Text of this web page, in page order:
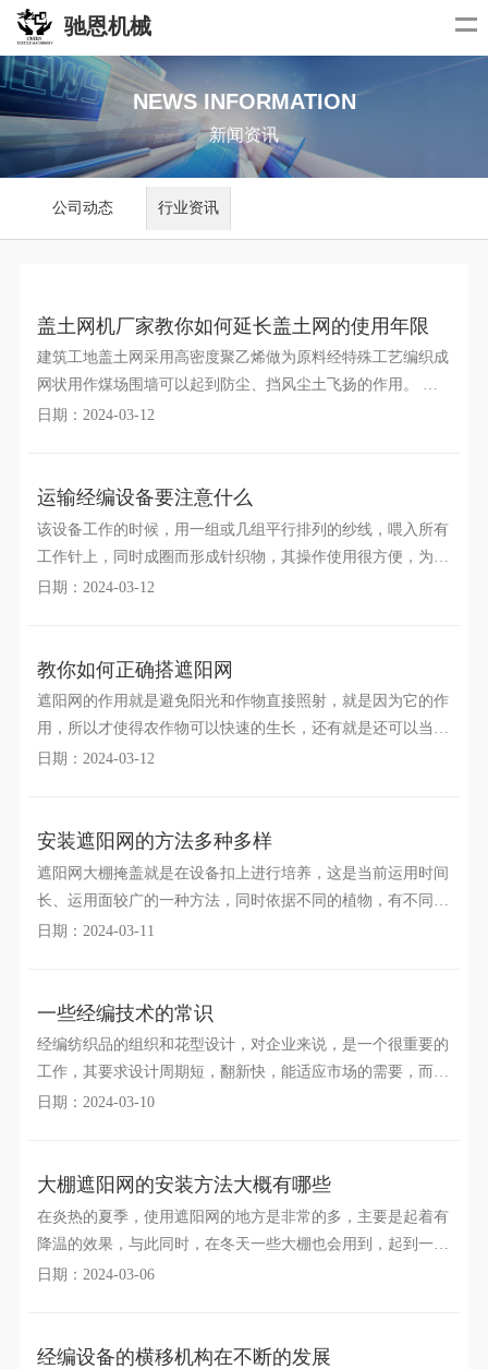
驰恩机械
NEWS INFORMATION
新闻资讯
公司动态 行业资讯
盖土网机厂家教你如何延长盖土网的使用年限
建筑工地盖土网采用高密度聚乙烯做为原料经特殊工艺编织成
网状用作煤场围墙可以起到防尘、挡风尘土飞扬的作用。 需
要注意的是建筑工地盖土网在使用一段时间后也应进行清洁
日期：2024-03-12
运输经编设备要注意什么
该设备工作的时候，用一组或几组平行排列的纱线，喂入所有
工作针上，同时成圈而形成针织物，其操作使用很方便，为了
确保不受到损坏，通常在运输的时候做好各种保护工作。
日期：2024-03-12
教你如何正确搭遮阳网
遮阳网的作用就是避免阳光和作物直接照射，就是因为它的作
用，所以才使得农作物可以快速的生长，还有就是还可以当做
盖土网等来使用，想要获得好的效果，在搭的时候就需要
日期：2024-03-12
安装遮阳网的方法多种多样
遮阳网大棚掩盖就是在设备扣上进行培养，这是当前运用时间
长、运用面较广的一种方法，同时依据不同的植物，有不同的
安装方法，这样能满足不同种类的需求，避免很多的问题
日期：2024-03-11
一些经编技术的常识
经编纺织品的组织和花型设计，对企业来说，是一个很重要的
工作，其要求设计周期短，翻新快，能适应市场的需要，而原
始人工设计，工作量大，速度慢，随着科技的发展，经编
日期：2024-03-10
大棚遮阳网的安装方法大概有哪些
在炎热的夏季，使用遮阳网的地方是非常的多，主要是起着有
降温的效果，与此同时，在冬天一些大棚也会用到，起到一种
保温的作用，同时依据不同的植物，其安装方法也会有所
日期：2024-03-06
经编设备的横移机构在不断的发展